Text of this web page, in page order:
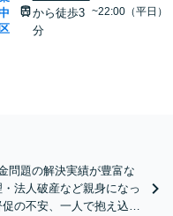
から徒歩3
分
~22:00（平日）
問題の解決実績が豊富な
法人破産など親身になっ
の不安、一人で抱え込ま